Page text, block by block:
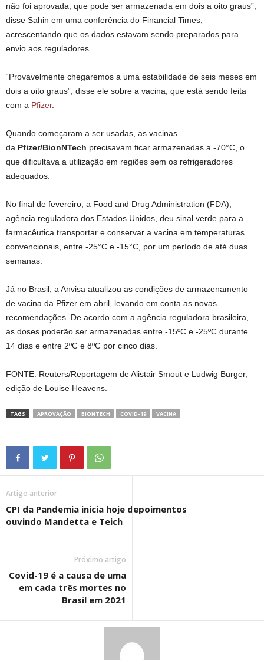
não foi aprovada, que pode ser armazenada em dois a oito graus”,
disse Sahin em uma conferência do Financial Times,
acrescentando que os dados estavam sendo preparados para
envio aos reguladores.
“Provavelmente chegaremos a uma estabilidade de seis meses em
dois a oito graus”, disse ele sobre a vacina, que está sendo feita
com a Pfizer.
Quando começaram a ser usadas, as vacinas
da Pfizer/BionNTech precisavam ficar armazenadas a -70°C, o
que dificultava a utilização em regiões sem os refrigeradores
adequados.
No final de fevereiro, a Food and Drug Administration (FDA),
agência reguladora dos Estados Unidos, deu sinal verde para a
farmacêutica transportar e conservar a vacina em temperaturas
convencionais, entre -25°C e -15°C, por um período de até duas
semanas.
Já no Brasil, a Anvisa atualizou as condições de armazenamento
de vacina da Pfizer em abril, levando em conta as novas
recomendações. De acordo com a agência reguladora brasileira,
as doses poderão ser armazenadas entre -15ºC e -25ºC durante
14 dias e entre 2ºC e 8ºC por cinco dias.
FONTE: Reuters/Reportagem de Alistair Smout e Ludwig Burger,
edição de Louise Heavens.
TAGS APROVAÇÃO BIONTECH COVID-19 VACINA
Artigo anterior
CPI da Pandemia inicia hoje depoimentos
ouvindo Mandetta e Teich
Próximo artigo
Covid-19 é a causa de uma
em cada três mortes no
Brasil em 2021